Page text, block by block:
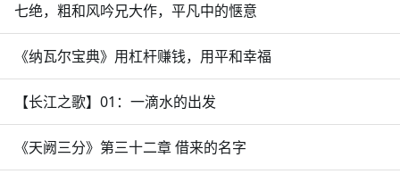
七绝，粗和风吟兄大作，平凡中的惬意
《纳瓦尔宝典》用杠杆赚钱，用平和幸福
【长江之歌】01：一滴水的出发
《天阙三分》第三十二章 借来的名字